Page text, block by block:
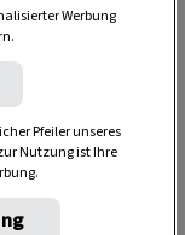
Werbung
Pfeiler unseres
Nutzung ist Ihre